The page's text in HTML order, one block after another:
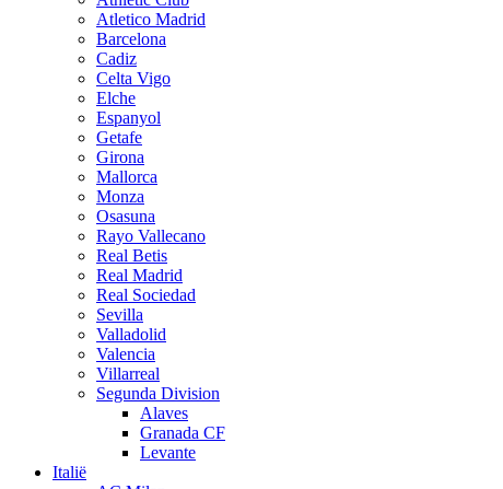
Atletico Madrid
Barcelona
Cadiz
Celta Vigo
Elche
Espanyol
Getafe
Girona
Mallorca
Monza
Osasuna
Rayo Vallecano
Real Betis
Real Madrid
Real Sociedad
Sevilla
Valladolid
Valencia
Villarreal
Segunda Division
Alaves
Granada CF
Levante
Italië